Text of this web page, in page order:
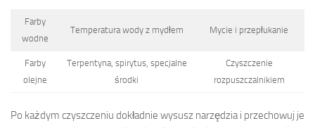
Farby
wodne
Temperatura wody z mydłem Mycie i przepłukanie
Farby
olejne
Terpentyna, spirytus, specjalne
środki
Czyszczenie
rozpuszczalnikiem
Po każdym czyszczeniu dokładnie wysusz narzędzia i przechowuj je